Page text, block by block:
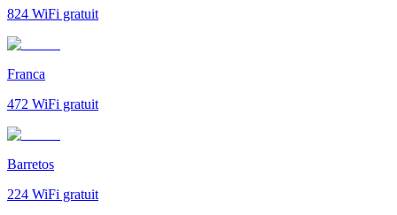
824 WiFi gratuit
Franca
472 WiFi gratuit
Barretos
224 WiFi gratuit